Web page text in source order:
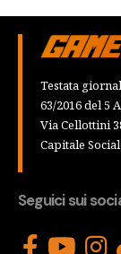
Testata
63/2016 del 5
Via Cellottini
Capitale
Seguici sui